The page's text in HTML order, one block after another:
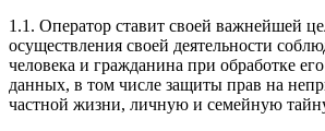
1.1. Оператор ставит своей важнейшей
осуществления своей деятельности
человека и гражданина при обработке
данных, в том числе защиты прав на
частной жизни, личную и семейную